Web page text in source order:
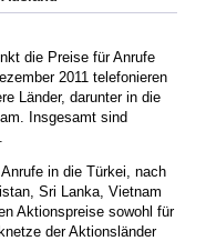
die Preise für Anrufe
2011 telefonieren
Länder, darunter in die
Insgesamt sind
in die Türkei, nach
Sri Lanka, Vietnam
Aktionspreise sowohl für
der Aktionsländer